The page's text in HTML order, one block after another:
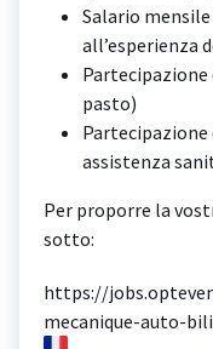
Salario
all’esperienza
pasto)
assistenza
Per proporre la
sotto:
https://
mecanique-auto-